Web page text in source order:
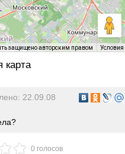
защищено авторским правом Условия
22.09.08
0 голосов